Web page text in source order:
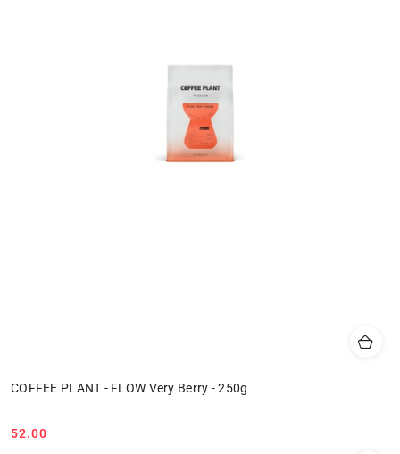
COFFEE PLANT - FLOW Very Berry - 250g
Cena:
52.00